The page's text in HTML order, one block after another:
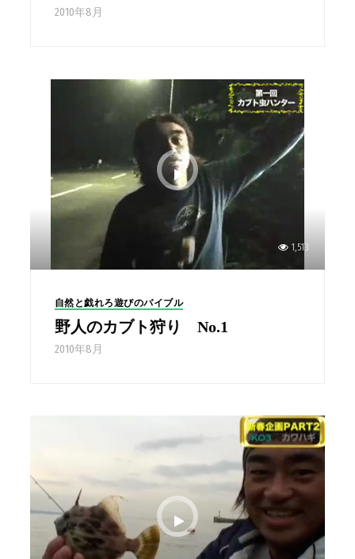
2010年8月
1,513
自然と戯れろ遊びのバイブル
野人のカブト狩り No.1
2010年8月